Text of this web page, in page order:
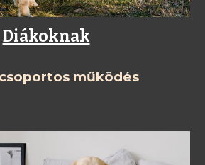
Diákoknak
működés